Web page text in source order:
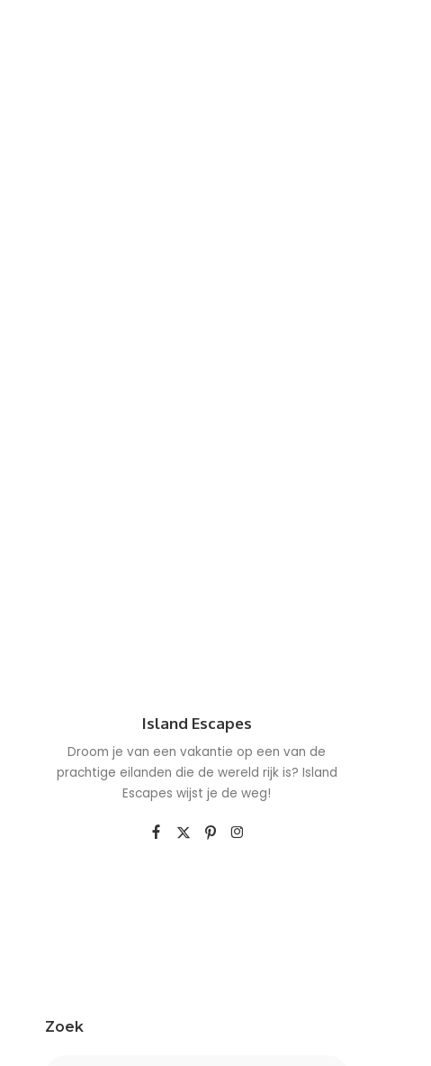
Island Escapes
Droom je van een vakantie op een van de
prachtige eilanden die de wereld rijk is? Island
Escapes wijst je de weg!
Zoek